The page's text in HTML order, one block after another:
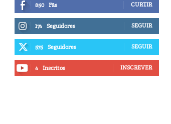
850 Fãs CURTIR
174 Seguidores SEGUIR
575 Seguidores SEGUIR
4 Inscritos INSCREVER